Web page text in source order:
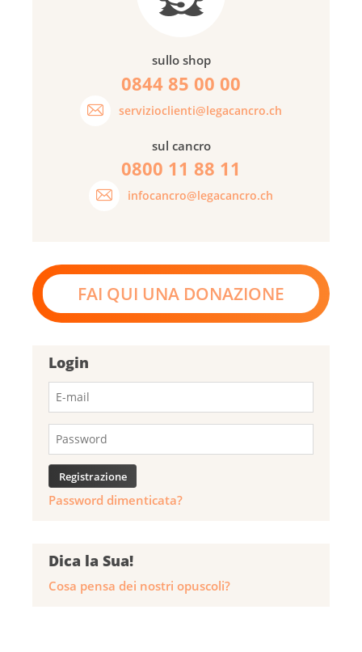
sullo shop
0844 85 00 00
servizioclienti@legacancro.ch
sul cancro
0800 11 88 11
infocancro@legacancro.ch
FAI QUI UNA DONAZIONE
Login
Password dimenticata?
Dica la Sua!
Cosa pensa dei nostri opuscoli?